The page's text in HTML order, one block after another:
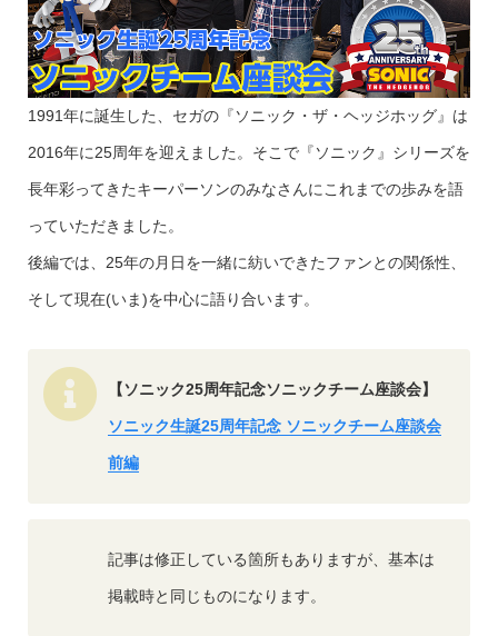
1991年に誕生した、セガの『ソニック・ザ・ヘッジホッグ』は
2016年に25周年を迎えました。そこで『ソニック』シリーズを
長年彩ってきたキーパーソンのみなさんにこれまでの歩みを語
っていただきました。
後編では、25年の月日を一緒に紡いできたファンとの関係性、
そして現在(いま)を中心に語り合います。
【ソニック25周年記念ソニックチーム座談会】
ソニック生誕25周年記念 ソニックチーム座談会
前編
記事は修正している箇所もありますが、基本は
掲載時と同じものになります。